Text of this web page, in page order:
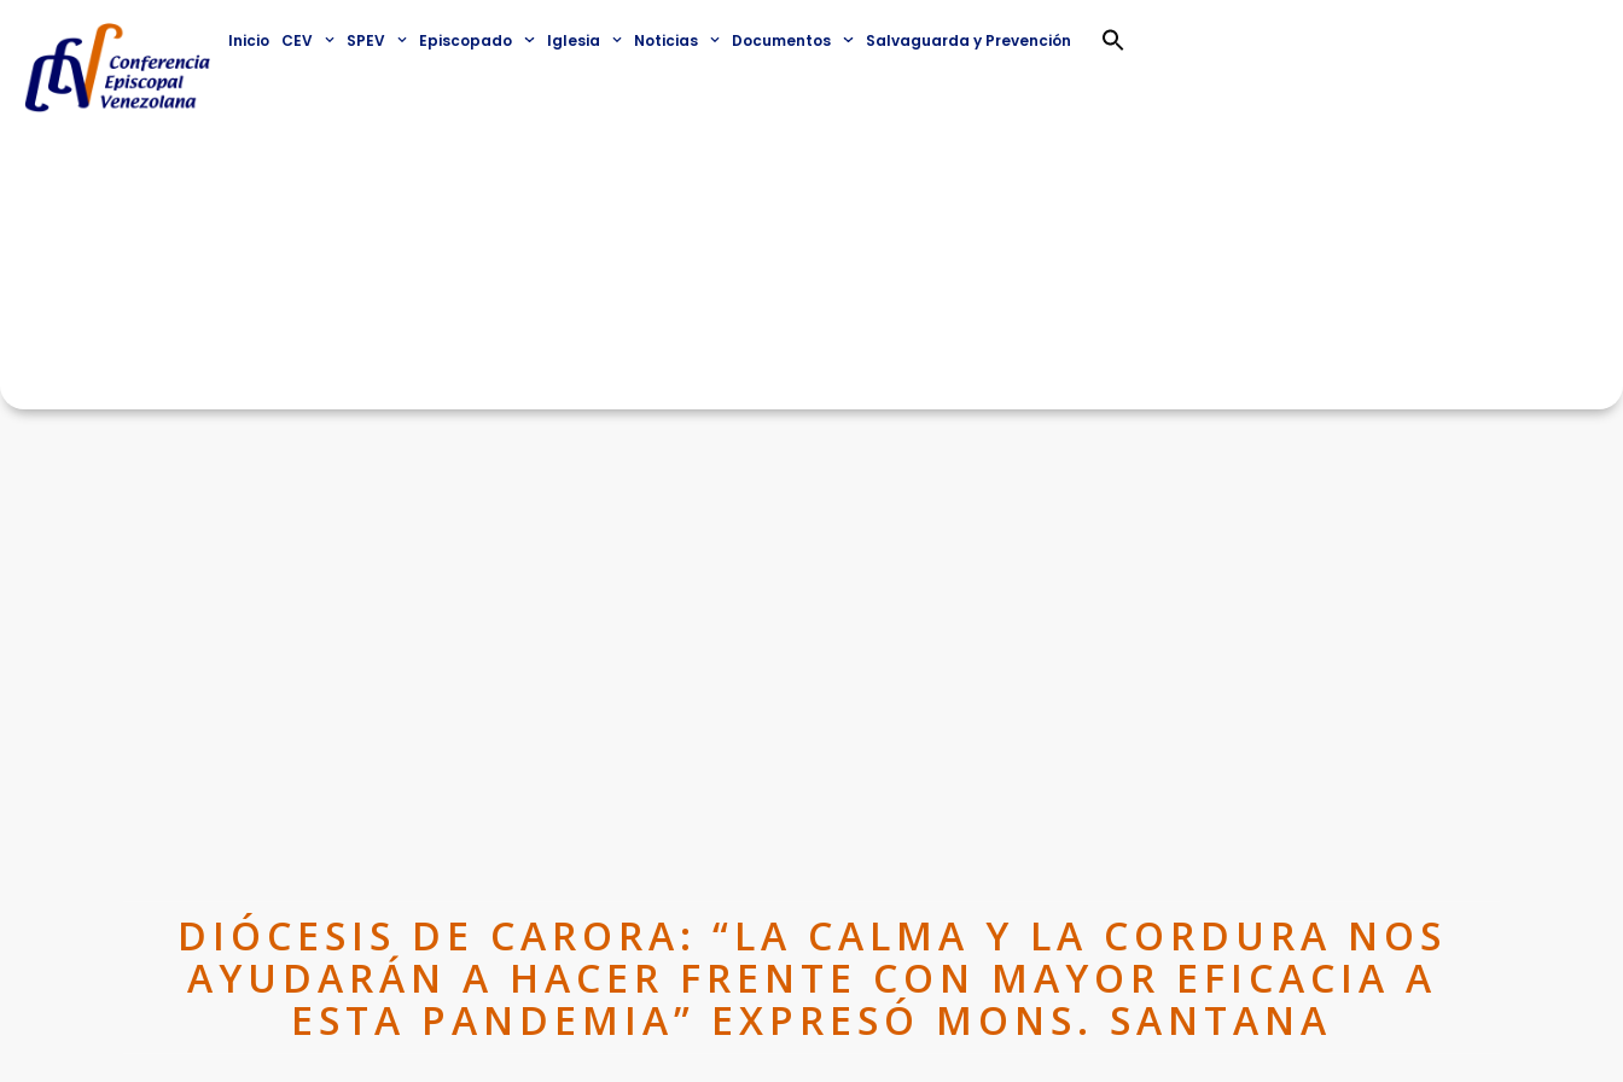
Inicio CEV SPEV Episcopado Iglesia Noticias Documentos Salvaguarda y Prevención
DIÓCESIS DE CARORA: “LA CALMA Y LA CORDURA NOS
AYUDARÁN A HACER FRENTE CON MAYOR EFICACIA A
ESTA PANDEMIA” EXPRESÓ MONS. SANTANA